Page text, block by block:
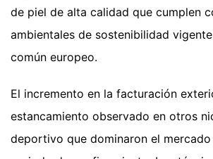
de piel de alta calidad que cumplen
ambientales de sostenibilidad
común europeo.
El incremento en la facturación
estancamiento observado en otros
deportivo que dominaron el